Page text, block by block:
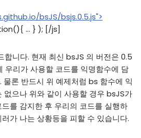
bsJS/bsjs.0.5.js">
… } ); [/js]
합니다. 현재 최신 bsJS 의 버전은 0.5
우리가 사용할 코드를 익명함수에 담
물론 반드시 위 예제처럼 bs 함수에 익
없으나 위와 같이 사용할 경우 bsJS가
를 감지한 후 우리의 코드를 실행하
가 나는 상황등을 피할 수 있습니다.